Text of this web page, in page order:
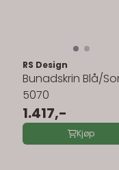
RS Design
Bunadskrin Blå/
5070
1.417,-
Kjøp